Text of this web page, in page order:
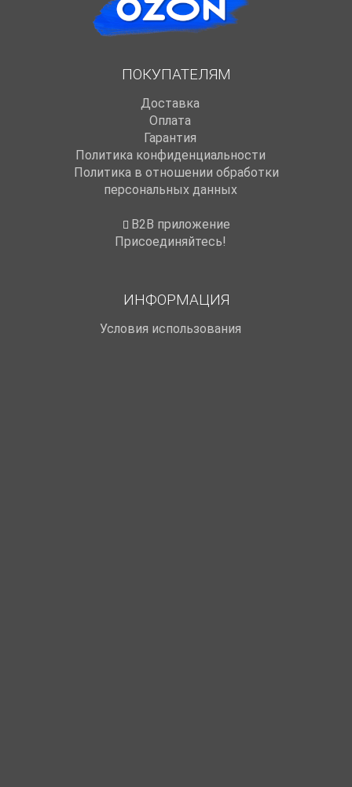
ПОКУПАТЕЛЯМ
Доставка
Оплата
Гарантия
Политика конфиденциальности
Политика в отношении обработки
персональных данных
B2B приложение
Присоединяйтесь!
ИНФОРМАЦИЯ
Условия использования